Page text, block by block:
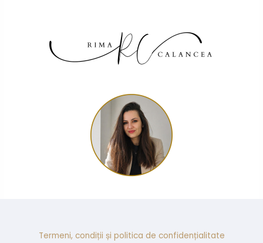
Termeni, condiții și politica de confidențialitate